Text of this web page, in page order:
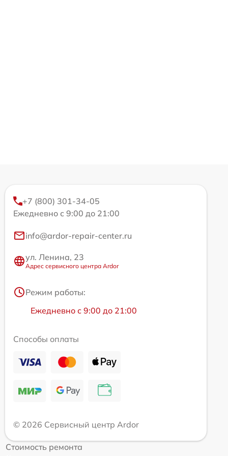
+7 (800) 301-34-05
Ежедневно с 9:00 до 21:00
info@ardor-repair-center.ru
ул. Ленина, 23
Адрес сервисного центра Ardor
Режим работы:
Ежедневно с 9:00 до 21:00
Способы оплаты
© 2026 Сервисный центр Ardor
Стоимость ремонта